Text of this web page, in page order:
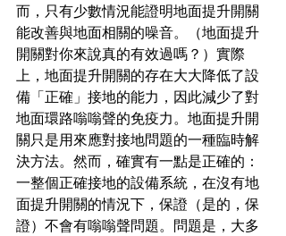
而，只有少數情況能證明地面提升開關
能改善與地面相關的噪音。（地面提升
開關對你來說真的有效過嗎？）實際
上，地面提升開關的存在大大降低了設
備「正確」接地的能力，因此減少了對
地面環路嗡嗡聲的免疫力。地面提升開
關只是用來應對接地問題的一種臨時解
決方法。然而，確實有一點是正確的：
一整個正確接地的設備系統，在沒有地
面提升開關的情況下，保證（是的，保
證）不會有嗡嗡聲問題。問題是，大多